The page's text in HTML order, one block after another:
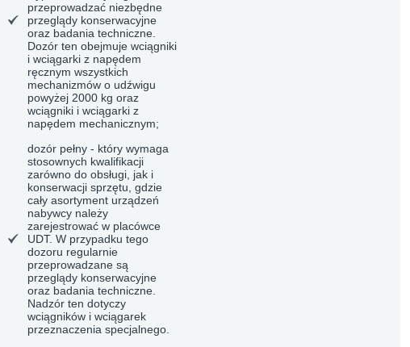
przeprowadzać niezbędne
przeglądy konserwacyjne
oraz badania techniczne.
Dozór ten obejmuje wciągniki
i wciągarki z napędem
ręcznym wszystkich
mechanizmów o udźwigu
powyżej 2000 kg oraz
wciągniki i wciągarki z
napędem mechanicznym;
dozór pełny- który wymaga
stosownych kwalifikacji
zarówno do obsługi, jak i
konserwacji sprzętu, gdzie
cały asortyment urządzeń
nabywcy należy
zarejestrować w placówce
UDT. W przypadku tego
dozoru regularnie
przeprowadzane są
przeglądy konserwacyjne
oraz badania techniczne.
Nadzór ten dotyczy
wciągników i wciągarek
przeznaczenia specjalnego.